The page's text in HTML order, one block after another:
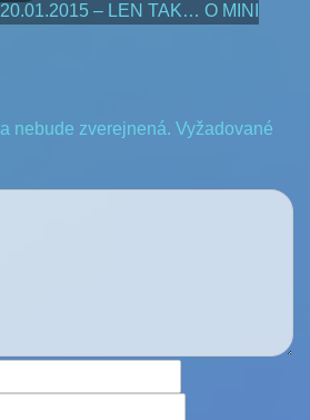
– LEN TAK… O MINI
nebude zverejnená. Vyžadované